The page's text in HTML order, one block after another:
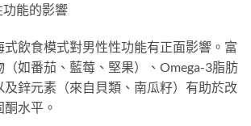
能的影響
飲食模式對男性性功能有正面影響。富
（如番茄、藍莓、堅果）、Omega-3脂肪
及鋅元素（來自貝類、南瓜籽）有助於改
水平。